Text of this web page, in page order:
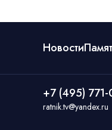
Новости
+7 (495)
ratnik.tv@yandex.ru